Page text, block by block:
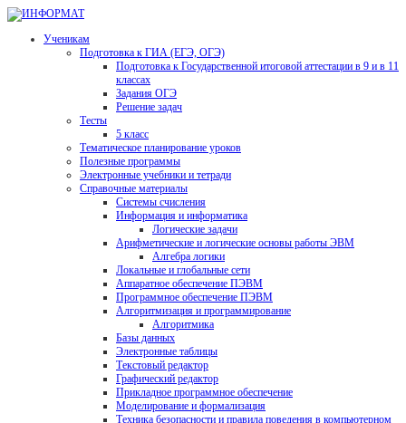
Ученикам
Подготовка к ГИА (ЕГЭ, ОГЭ)
Подготовка к Государственной итоговой аттестации в 9 и в 11
классах
Задания ОГЭ
Решение задач
Тесты
5 класс
Тематическое планирование уроков
Полезные программы
Электронные учебники и тетради
Справочные материалы
Системы счисления
Информация и информатика
Логические задачи
Арифметические и логические основы работы ЭВМ
Алгебра логики
Локальные и глобальные сети
Аппаратное обеспечение ПЭВМ
Программное обеспечение ПЭВМ
Алгоритмизация и программирование
Алгоритмика
Базы данных
Электронные таблицы
Текстовый редактор
Графический редактор
Прикладное программное обеспечение
Моделирование и формализация
Техника безопасности и правила поведения в компьютерном